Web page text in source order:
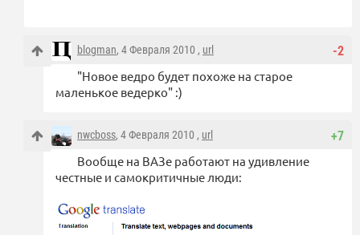
-2
blogman, 4 Февраля 2010 , url
"Новое ведро будет похоже на старое
маленькое ведерко" :)
+7
nwcboss, 4 Февраля 2010 , url
Вообще на ВАЗе работают на удивление
честные и самокритичные люди: